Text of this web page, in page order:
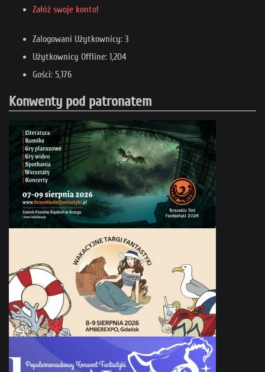
Załóż swoje konto!
Zalogowani Użytkownicy: 3
Użytkownicy Offline: 1,204
Gości: 5,176
Konwenty pod patronatem